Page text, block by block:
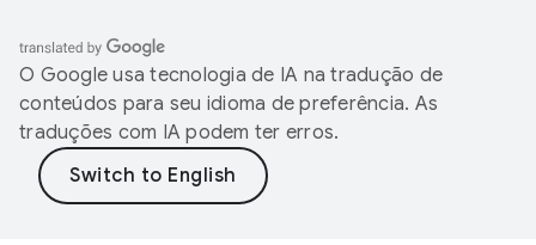
O Google usa tecnologia de IA na tradução de
conteúdos para seu idioma de preferência. As
traduções com IA podem ter erros.